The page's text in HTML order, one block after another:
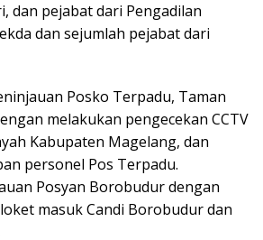
dan pejabat dari Pengadilan
dan sejumlah pejabat dari
Posko Terpadu, Taman
melakukan pengecekan CCTV
Kabupaten Magelang, dan
personel Pos Terpadu.
Posyan Borobudur dengan
masuk Candi Borobudur dan